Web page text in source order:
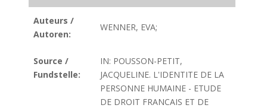
Auteurs /
Autoren:
WENNER, EVA;
Source /
Fundstelle:
IN: POUSSON-PETIT,
JACQUELINE. L'IDENTITE DE LA
PERSONNE HUMAINE - ETUDE
DE DROIT FRANCAIS ET DE